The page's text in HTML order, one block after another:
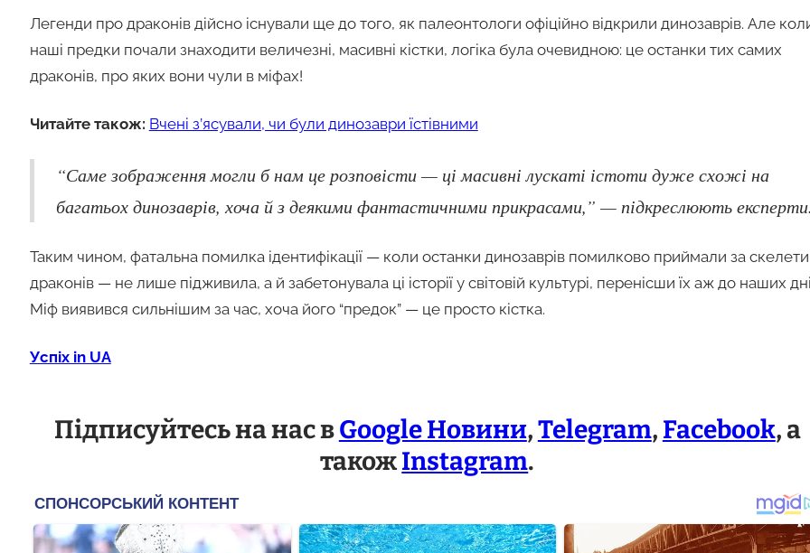
Легенди про драконів дійсно існували ще до того, як палеонтологи офіційно відкрили динозаврів. Але
наші предки почали знаходити величезні, масивні кістки, логіка була очевидною: це останки тих самих
драконів, про яких вони чули в міфах!
Читайте також: Вчені з’ясували, чи були динозаври їстівними
“Саме зображення могли б нам це розповісти — ці масивні лускаті істоти дуже схожі на
багатьох динозаврів, хоча й з деякими фантастичними прикрасами,” — підкреслюють
Таким чином, фатальна помилка ідентифікації — коли останки динозаврів помилково приймали за скелети
драконів — не лише підживила, а й забетонувала ці історії у світовій культурі, перенісши їх аж до наших
Міф виявився сильнішим за час, хоча його “предок” — це просто кістка.
Успіх in UA
Підписуйтесь на нас вGoogle Новини,Telegram, Facebook, а
такожInstagram.